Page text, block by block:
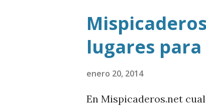
lugares
enero 20, 2014
En Mispicaderos.net